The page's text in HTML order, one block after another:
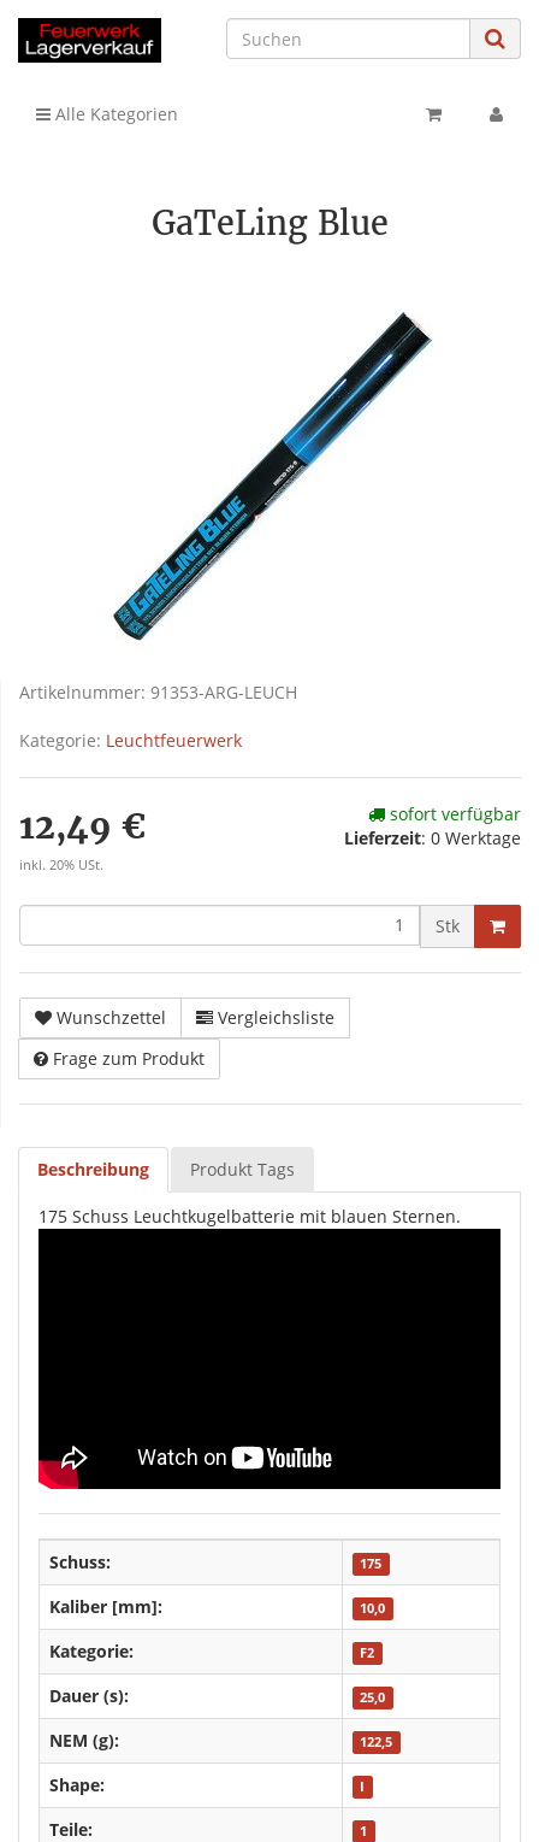
Alle Kategorien
GaTeLing Blue
Artikelnummer: 91353-ARG-LEUCH
Kategorie: Leuchtfeuerwerk
12,49 €
inkl. 20% USt.
sofort verfügbar
Lieferzeit: 0 Werktage
Stk
Wunschzettel
Vergleichsliste
Frage zum Produkt
Beschreibung Produkt Tags
175 Schuss Leuchtkugelbatterie mit blauen Sternen.
Schuss: 175
Kaliber [mm]: 10,0
Kategorie: F2
Dauer (s): 25,0
NEM (g): 122,5
Shape: I
Teile: 1